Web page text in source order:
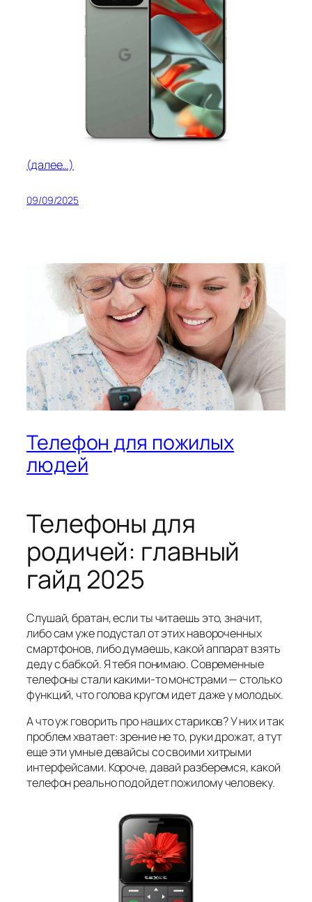
(далее…)
09/09/2025
Телефон для пожилых
людей
Телефоны для
родичей: главный
гайд 2025
Слушай, братан, если ты читаешь это, значит,
либо сам уже подустал от этих навороченных
смартфонов, либо думаешь, какой аппарат взять
деду с бабкой. Я тебя понимаю. Современные
телефоны стали какими-то монстрами — столько
функций, что голова кругом идет даже у молодых.
А что уж говорить про наших стариков? У них и так
проблем хватает: зрение не то, руки дрожат, а тут
еще эти умные девайсы со своими хитрыми
интерфейсами. Короче, давай разберемся, какой
телефон реально подойдет пожилому человеку.